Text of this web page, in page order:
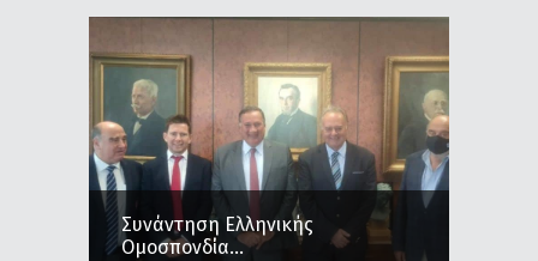
Συνάντηση Ελληνικής
Ομοσπονδία...